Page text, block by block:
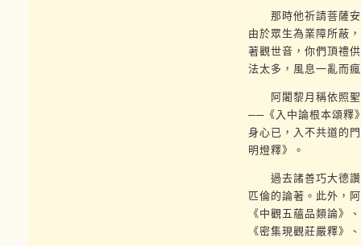
那時他祈請菩薩安
由於眾生為業障所蔽
著觀世音，你們頂禮
法太多，風息一亂而
阿闍黎月稱依照聖
──《入中論根本頌釋
身心已，入不共道的
明燈釋》。
過去諸善巧大德讚
匹倫的論著。此外，
《中觀五蘊品類論》
《密集現觀莊嚴釋》